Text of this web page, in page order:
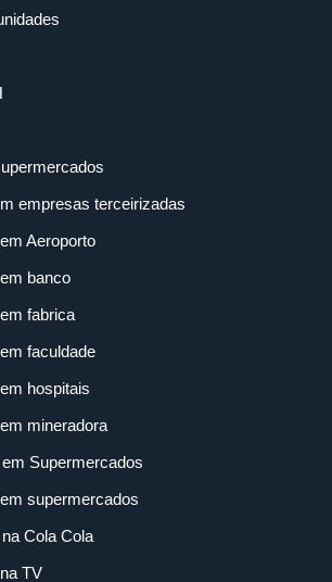
empresas terceirizadas
Aeroporto
banco
fabrica
faculdade
hospitais
mineradora
Supermercados
supermercados
Cola Cola
TV